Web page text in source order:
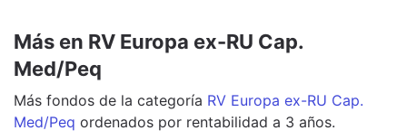
Más en RV Europa ex-RU Cap.
Med/Peq
Más fondos de la categoría RV Europa ex-RU Cap.
Med/Peq ordenados por rentabilidad a 3 años.